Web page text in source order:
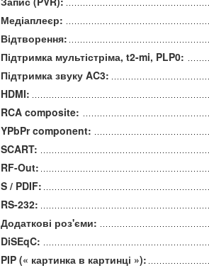
Медіаплеєр:
Відтворення:
Підтримка мультістріма, t2-mi, PLP0:
Підтримка звуку AC3:
HDMI:
RCA composite:
YPbPr component:
SCART:
RF-Out:
S / PDIF:
RS-232:
Додаткові роз'єми:
DiSEqC:
PIP (« картинка в картинці »):